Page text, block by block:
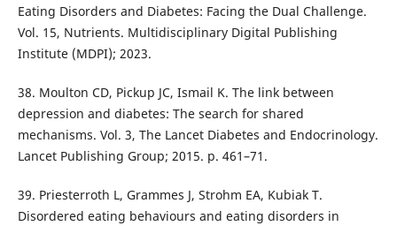
Eating Disorders and Diabetes: Facing the Dual Challenge.
Vol. 15, Nutrients. Multidisciplinary Digital Publishing
Institute (MDPI); 2023.
38. Moulton CD, Pickup JC, Ismail K. The link between
depression and diabetes: The search for shared
mechanisms. Vol. 3, The Lancet Diabetes and Endocrinology.
Lancet Publishing Group; 2015. p. 461–71.
39. Priesterroth L, Grammes J, Strohm EA, Kubiak T.
Disordered eating behaviours and eating disorders in